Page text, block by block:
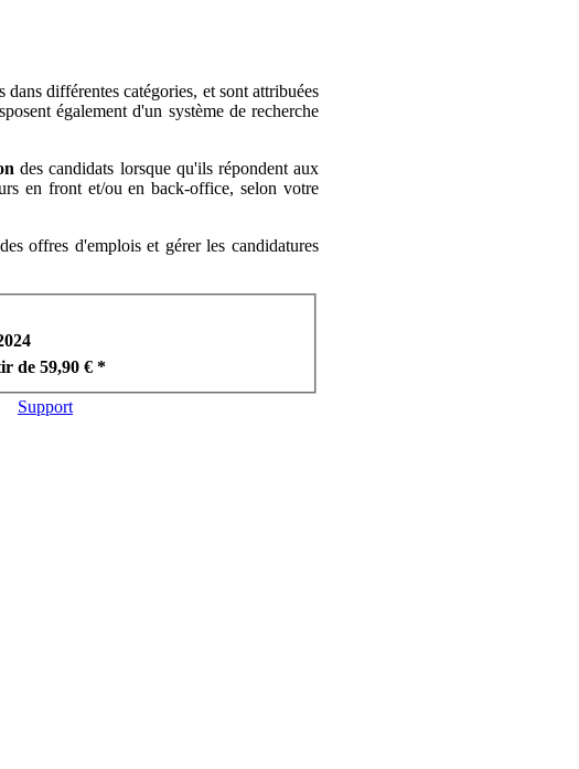
différentes catégories, et sont attribuées
également d'un système de recherche
des candidats lorsque qu'ils répondent aux
en front et/ou en back-office, selon votre
offres d'emplois et gérer les candidatures
de 59,90 € *
Support